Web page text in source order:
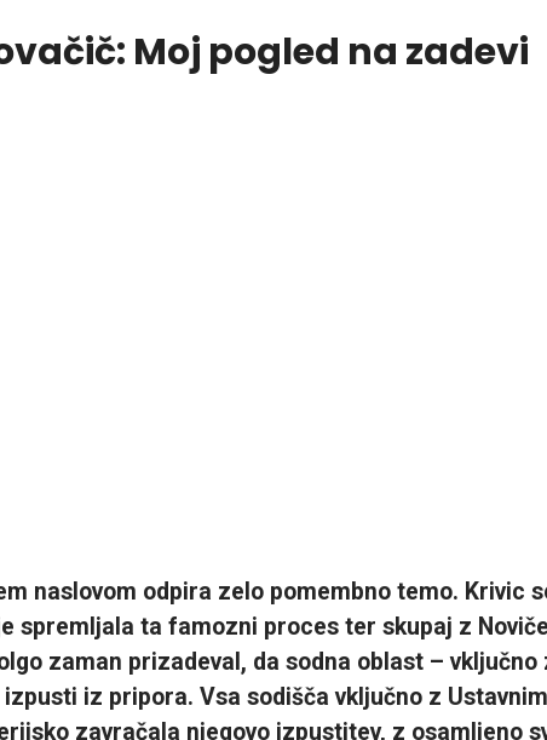
Moj pogled na zadevi
naslovom odpira zelo pomembno temo. Krivic
spremljala ta famozni proces ter skupaj z
zaman prizadeval, da sodna oblast – vključno
iz pripora. Vsa sodišča vključno z Ustavnim
zavračala njegovo izpustitev, z osamljeno